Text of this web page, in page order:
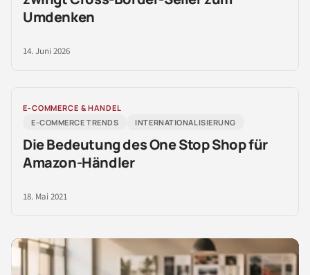
Umdenken
14. Juni 2026
E-COMMERCE & HANDEL
E-COMMERCE TRENDS
INTERNATIONALISIERUNG
Die Bedeutung des One Stop Shop für
Amazon-Händler
18. Mai 2021